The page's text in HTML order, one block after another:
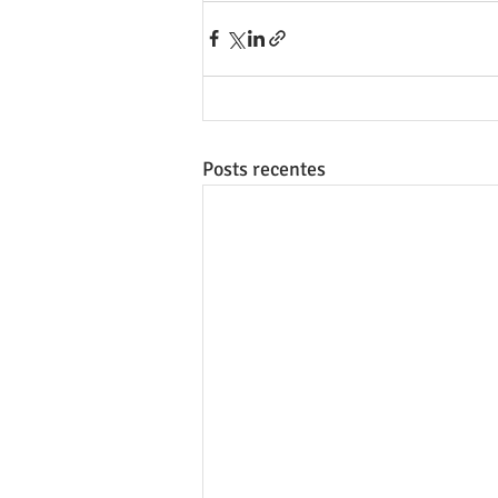
Posts recentes